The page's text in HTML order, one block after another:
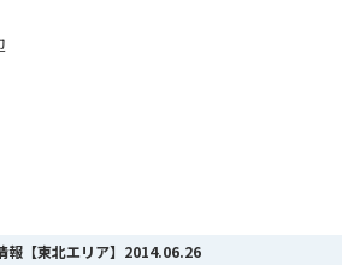
【東北エリア】 2014.06.26